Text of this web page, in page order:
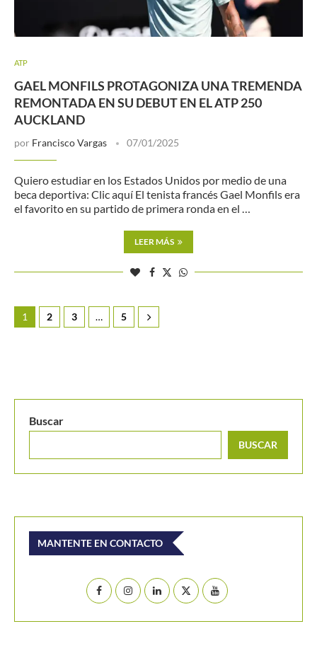
ATP
GAEL MONFILS PROTAGONIZA UNA TREMENDA
REMONTADA EN SU DEBUT EN EL ATP 250
AUCKLAND
por Francisco Vargas 07/01/2025
Quiero estudiar en los Estados Unidos por medio de una
beca deportiva: Clic aquí El tenista francés Gael Monfils era
el favorito en su partido de primera ronda en el …
LEER MÁS
1 2 3 … 5
Buscar
BUSCAR
MANTENTE EN CONTACTO